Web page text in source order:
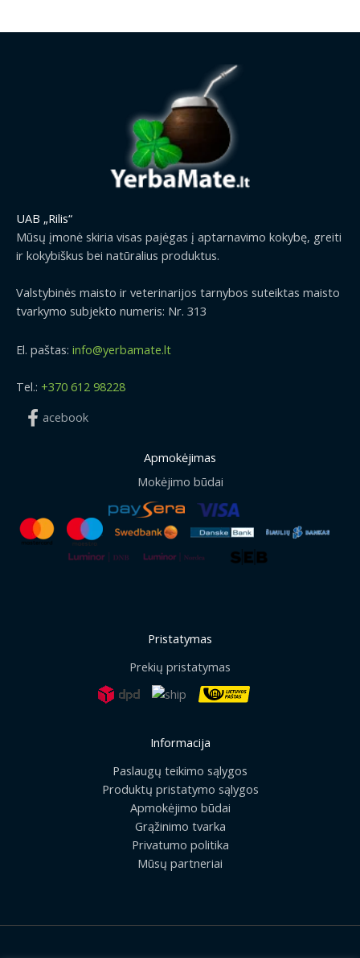
UAB „Rilis“
Mūsų įmonė skiria visas pajėgas į aptarnavimo kokybę, greiti
ir kokybiškus bei natūralius produktus.
Valstybinės maisto ir veterinarijos tarnybos suteiktas maisto
tvarkymo subjekto numeris: Nr. 313
El. paštas: info@yerbamate.lt
Tel.: +370 612 98228
acebook
Apmokėjimas
Mokėjimo būdai
Pristatymas
Prekių pristatymas
Informacija
Paslaugų teikimo sąlygos
Produktų pristatymo sąlygos
Apmokėjimo būdai
Grąžinimo tvarka
Privatumo politika
Mūsų partneriai